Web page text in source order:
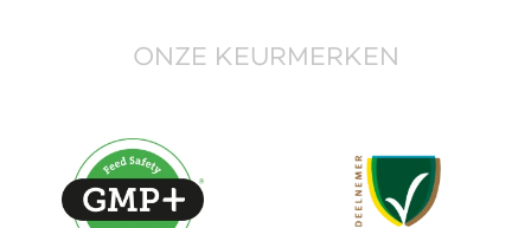
ONZE KEURMERKEN